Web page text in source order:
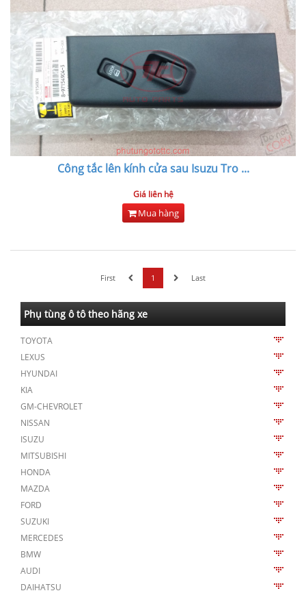
Công tắc lên kính cửa sau Isuzu Tro...
Giá liên hệ
Mua hàng
First 1 Last
Phụ tùng ô tô theo hãng xe
TOYOTA
LEXUS
HYUNDAI
KIA
GM-CHEVROLET
NISSAN
ISUZU
MITSUBISHI
HONDA
MAZDA
FORD
SUZUKI
MERCEDES
BMW
AUDI
DAIHATSU